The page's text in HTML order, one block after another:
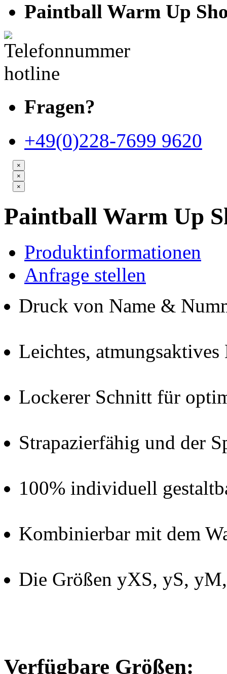
Paintball Warm Up
Fragen?
+49(0)228-7699 9620
×
×
×
Paintball Warm Up
Produktinformationen
Anfrage stellen
Druck von Name &
Leichtes,
Lockerer Schnitt für
Strapazierfähig und der
100% individuell
Kombinierbar mit dem
Die Größen yXS, yS,
Verfügbare Größen: